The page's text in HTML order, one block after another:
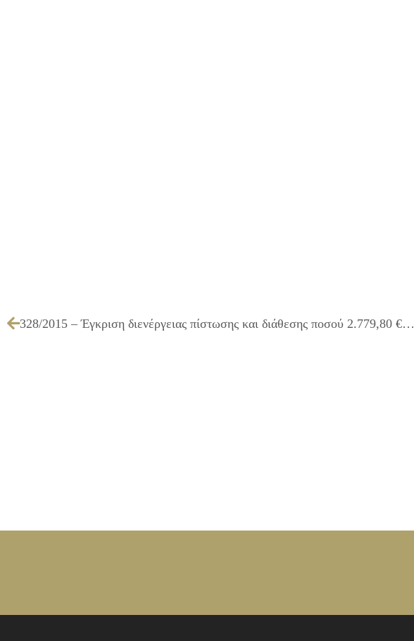
328/2015 – Έγκριση διενέργειας πίστωσης και διάθεσης ποσού 2.779,80 € με ΦΠΑ και καθορισμού τρόπου εκτέλεσης για την «Κατασκευή μαρμάρινης πλάκας όπου αναγράφεται διάταγμα του ιερέως του Απόλλωνα του Εριθασέου (1η παγκόσμια οικολογική επιγραφή)»